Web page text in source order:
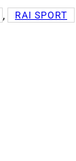
, RAI SPORT